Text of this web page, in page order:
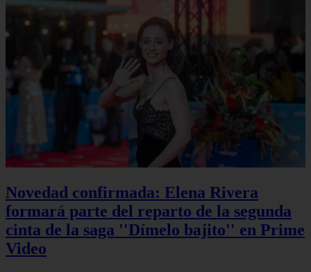
Novedad confirmada: Elena Rivera
formará parte del reparto de la segunda
cinta de la saga ''Dímelo bajito'' en Prime
Video